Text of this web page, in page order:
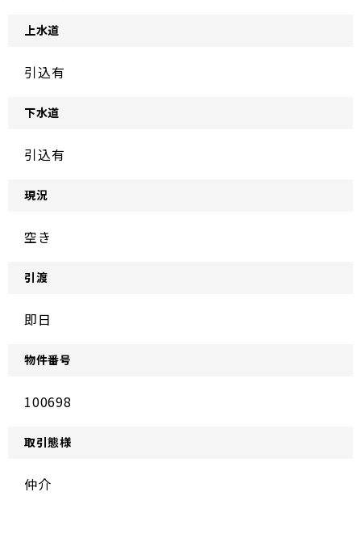
上水道
引込有
下水道
引込有
現況
空き
引渡
即日
物件番号
100698
取引態様
仲介